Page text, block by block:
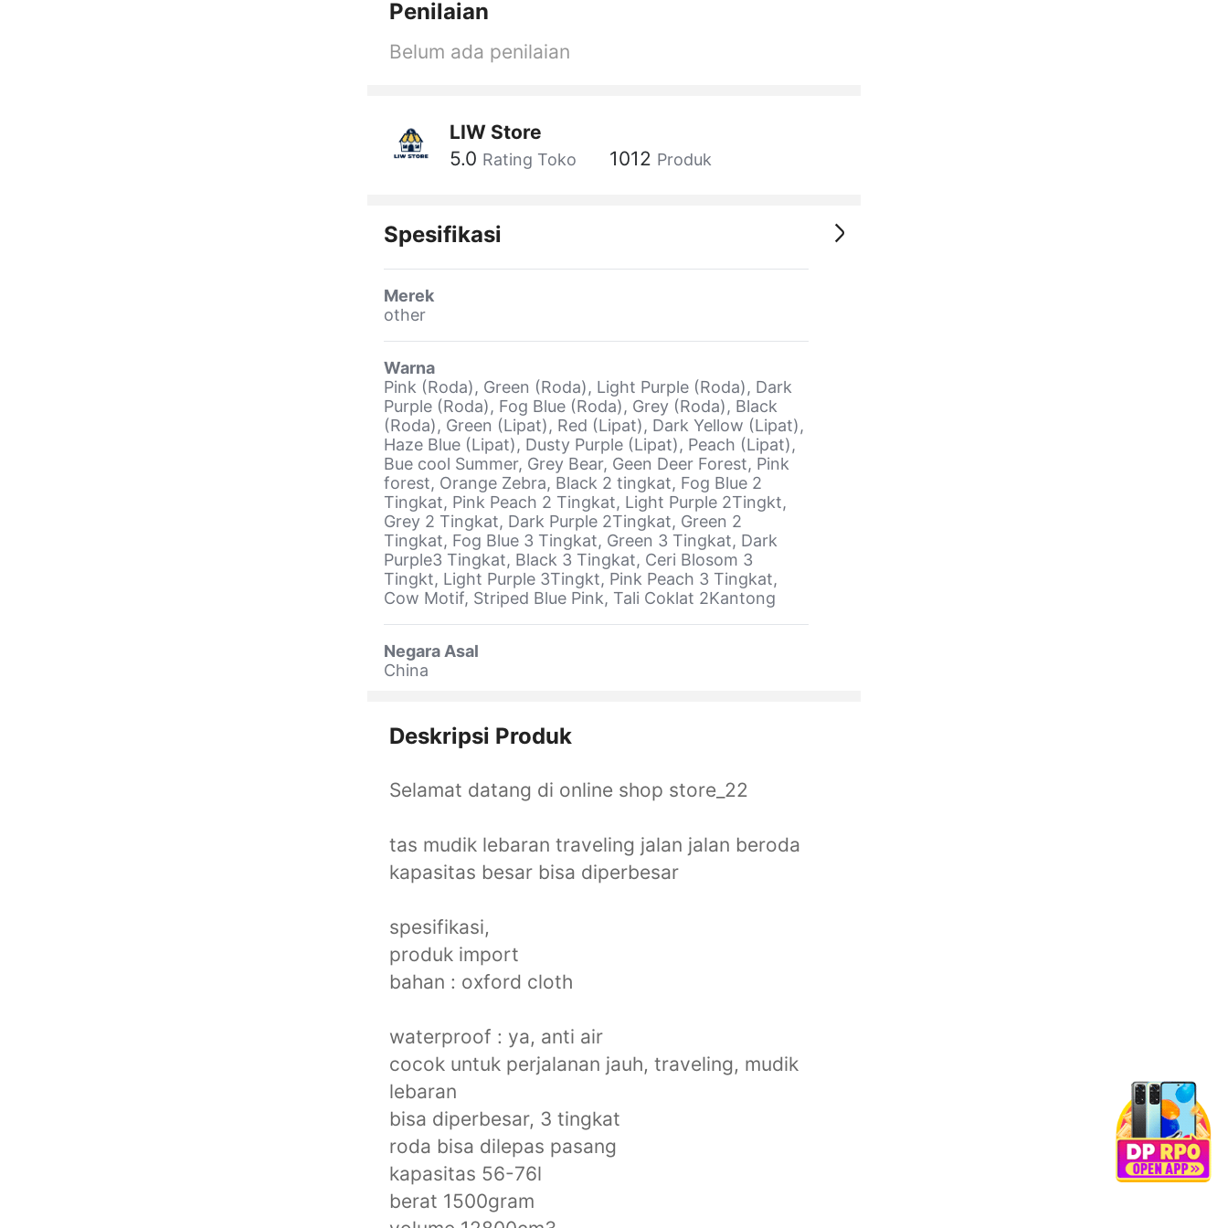
Penilaian
Belum ada penilaian
LIW Store
5.0 Rating Toko 1012 Produk
Spesifikasi
Merek
other
Warna
Pink (Roda), Green (Roda), Light Purple (Roda), Dark
Purple (Roda), Fog Blue (Roda), Grey (Roda), Black
(Roda), Green (Lipat), Red (Lipat), Dark Yellow (Lipat),
Haze Blue (Lipat), Dusty Purple (Lipat), Peach (Lipat),
Bue cool Summer, Grey Bear, Geen Deer Forest, Pink
forest, Orange Zebra, Black 2 tingkat, Fog Blue 2
Tingkat, Pink Peach 2 Tingkat, Light Purple 2Tingkt,
Grey 2 Tingkat, Dark Purple 2Tingkat, Green 2
Tingkat, Fog Blue 3 Tingkat, Green 3 Tingkat, Dark
Purple3 Tingkat, Black 3 Tingkat, Ceri Blosom 3
Tingkt, Light Purple 3Tingkt, Pink Peach 3 Tingkat,
Cow Motif, Striped Blue Pink, Tali Coklat 2Kantong
Negara Asal
China
Deskripsi Produk
Selamat datang di online shop store_22
tas mudik lebaran traveling jalan jalan beroda
kapasitas besar bisa diperbesar
spesifikasi,
produk import
bahan : oxford cloth
waterproof : ya, anti air
cocok untuk perjalanan jauh, traveling, mudik
lebaran
bisa diperbesar, 3 tingkat
roda bisa dilepas pasang
kapasitas 56-76l
berat 1500gram